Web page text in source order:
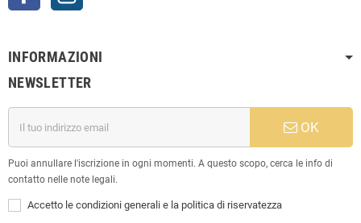
INFORMAZIONI
NEWSLETTER
OK
Puoi annullare l'iscrizione in ogni momenti. A questo scopo, cerca le info di
contatto nelle note legali.
Accetto le condizioni generali e la politica di riservatezza